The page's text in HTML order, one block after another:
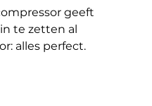
geeft
te zetten al
alles perfect.